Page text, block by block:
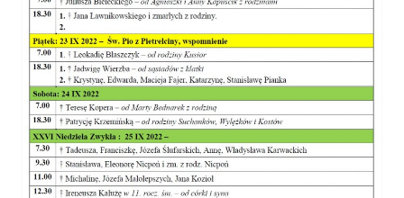
Wspólnoty parafialne
Katecheza parafialna
Niezbędnik Katolika
Kaplica Adoracji
Pracownicy